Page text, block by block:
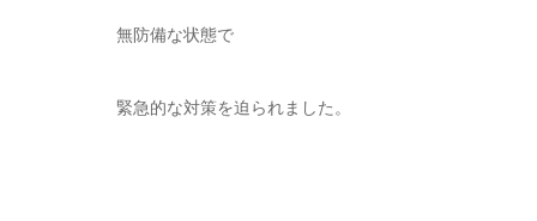
無防備な状態で
緊急的な対策を迫られました。